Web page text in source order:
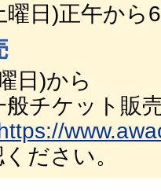
日)正午から
日)から
般チケット販
ださい。